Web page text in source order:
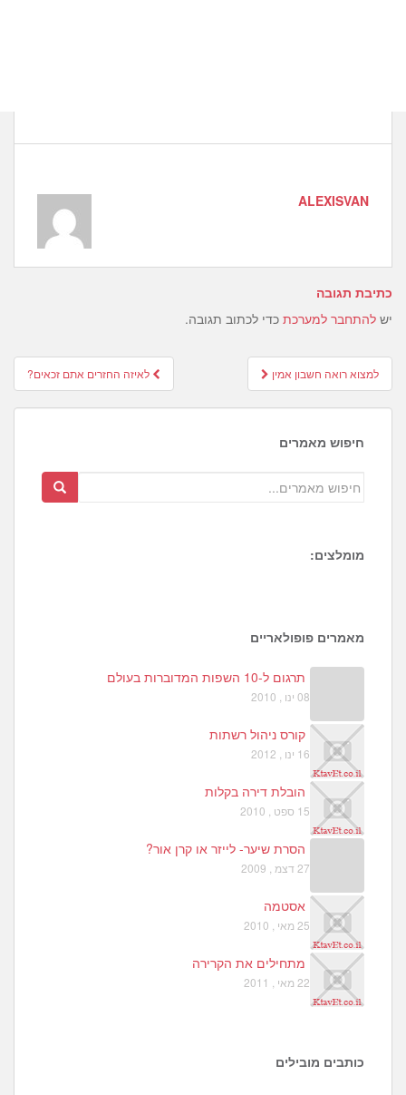
ALEXISVAN
כתיבת תגובה
יש להתחבר למערכת כדי לכתוב תגובה.
Post
navigation
לאיזה החזרים אתם זכאים? למצוא רואה חשבון אמין
חיפוש מאמרים
מומלצים:
3
מאמרים פופולאריים
תרגום ל-10 השפות המדוברות בעולם
08 ינו , 2010
קורס ניהול רשתות
16 ינו , 2012
הובלת דירה בקלות
15 ספט , 2010
הסרת שיער- לייזר או קרן אור?
27 דצמ , 2009
אסטמה
25 מאי , 2010
מתחילים את הקרירה
22 מאי , 2011
כותבים מובילים